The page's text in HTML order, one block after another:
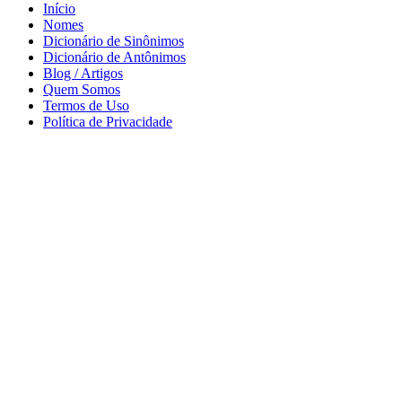
Início
Nomes
Dicionário de Sinônimos
Dicionário de Antônimos
Blog / Artigos
Quem Somos
Termos de Uso
Política de Privacidade